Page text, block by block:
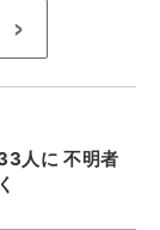
>
人に 不明者